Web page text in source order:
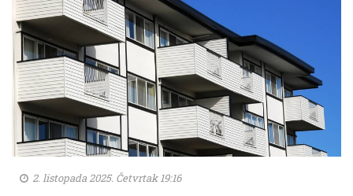
2. listopada 2025. Četvrtak 19:16